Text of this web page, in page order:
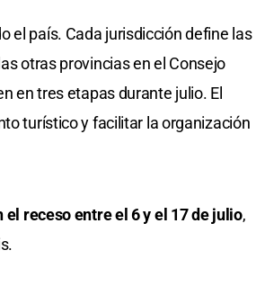
el país. Cada jurisdicción define las
otras provincias en el Consejo
en tres etapas durante julio. El
turístico y facilitar la organización
receso entre el 6 y el 17 de julio,